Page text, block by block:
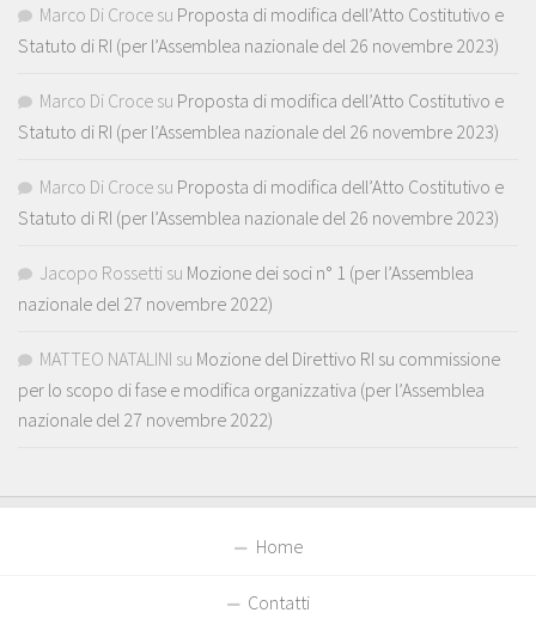
Marco Di Croce su Proposta di modifica dell’Atto Costitutivo e
Statuto di RI (per l’Assemblea nazionale del 26 novembre 2023)
Marco Di Croce su Proposta di modifica dell’Atto Costitutivo e
Statuto di RI (per l’Assemblea nazionale del 26 novembre 2023)
Marco Di Croce su Proposta di modifica dell’Atto Costitutivo e
Statuto di RI (per l’Assemblea nazionale del 26 novembre 2023)
Jacopo Rossetti su Mozione dei soci n° 1 (per l’Assemblea
nazionale del 27 novembre 2022)
MATTEO NATALINI su Mozione del Direttivo RI su commissione
per lo scopo di fase e modifica organizzativa (per l’Assemblea
nazionale del 27 novembre 2022)
Home
Contatti